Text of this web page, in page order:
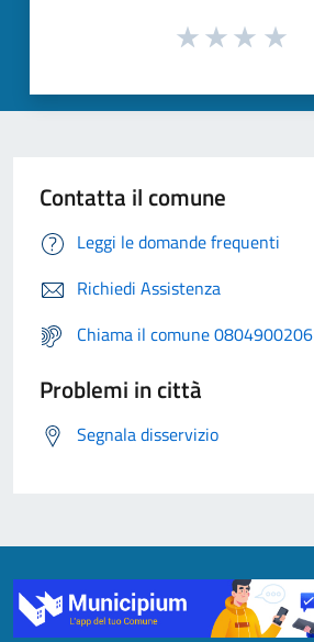
Contatta il comune
Leggi le domande frequenti
Richiedi Assistenza
Chiama il comune 0804900206
Problemi in città
Segnala disservizio